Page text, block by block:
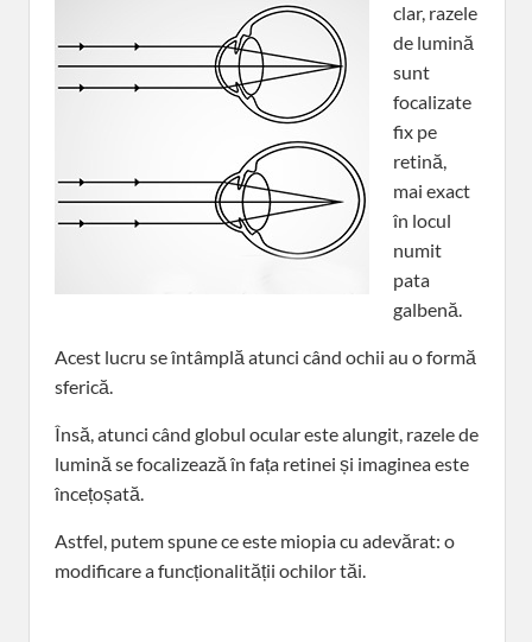
clar, razele
de lumină
sunt
focalizate
fix pe
retină,
mai exact
în locul
numit
pata
galbenă.
Acest lucru se întâmplă atunci când ochii au o formă
sferică.
Însă, atunci când globul ocular este alungit, razele de
lumină se focalizează în fața retinei și imaginea este
încețoșată.
Astfel, putem spune ce este miopia cu adevărat: o
modificare a funcționalității ochilor tăi.